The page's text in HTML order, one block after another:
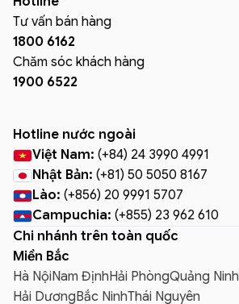
Tư vấn bán hàng
1800 6162
Chăm sóc khách hàng
1900 6522
Hotline nước ngoài
Việt Nam: (+84) 24 3990 4991
Nhật Bản: (+81) 50 5050 8167
Lào: (+856) 20 9991 5707
Campuchia: (+855) 23 962 610
Chi nhánh trên toàn quốc
Miền Bắc
Hà NộiNam ĐịnhHải PhòngQuảng Ninh
Hải DươngBắc NinhThái Nguyên